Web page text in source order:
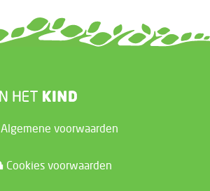
Algemene voorwaarden
Cookies voorwaarden